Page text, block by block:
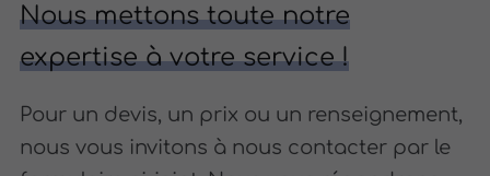
Nous mettons toute notre
expertise à votre service !
Pour un devis, un prix ou un renseignement,
nous vous invitons à nous contacter par le